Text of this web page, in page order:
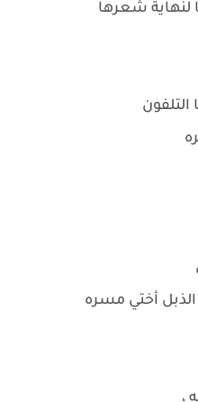
لنهاية شعرها
أختي مسره
،